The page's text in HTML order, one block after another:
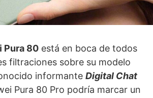
Pura 80 está en boca de todos
filtraciones sobre su modelo
informante Digital Chat
Pura 80 Pro podría marcar un